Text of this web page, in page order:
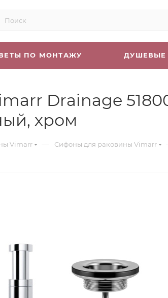
ПО МОНТАЖУ ДУШЕВЫЕ
Drainage
хром
Vimarr — Сифоны для раковины Vimarr